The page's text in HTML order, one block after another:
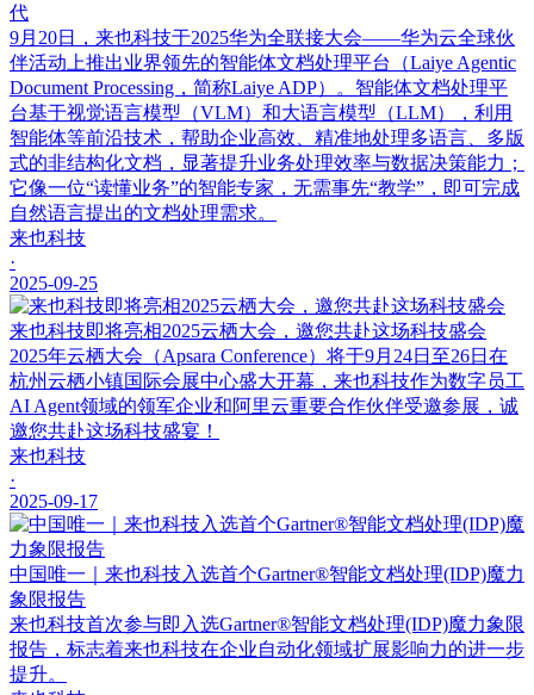
代
9月20日，来也科技于2025华为全联接大会——华为云全球伙
伴活动上推出业界领先的智能体文档处理平台（Laiye Agentic
Document Processing，简称Laiye ADP）。智能体文档处理平
台基于视觉语言模型（VLM）和大语言模型（LLM），利用
智能体等前沿技术，帮助企业高效、精准地处理多语言、多版
式的非结构化文档，显著提升业务处理效率与数据决策能力；
它像一位“读懂业务”的智能专家，无需事先“教学”，即可完成
自然语言提出的文档处理需求。
来也科技
·
2025-09-25
来也科技即将亮相2025云栖大会，邀您共赴这场科技盛会
2025年云栖大会（Apsara Conference）将于9月24日至26日在
杭州云栖小镇国际会展中心盛大开幕，来也科技作为数字员工
AI Agent领域的领军企业和阿里云重要合作伙伴受邀参展，诚
邀您共赴这场科技盛宴！
来也科技
·
2025-09-17
中国唯一｜来也科技入选首个Gartner®智能文档处理(IDP)魔力
象限报告
来也科技首次参与即入选Gartner®智能文档处理(IDP)魔力象限
报告，标志着来也科技在企业自动化领域扩展影响力的进一步
提升。